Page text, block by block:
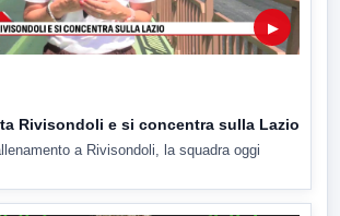
▶
Rivisondoli e si concentra sulla Lazio
a Rivisondoli, la squadra oggi